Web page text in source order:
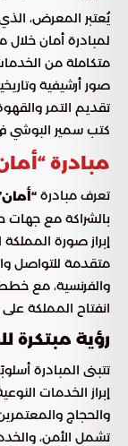
يُعتبر المعرض، الذي
متكاملة من
صور أرشيفية
تقديم التمر
كتب سمير البوشي
مبادرة
تعرف مبادرة
بالشراكة مع جهات
إبراز صورة
متقدمة للتواصل
والفرنسية، مع
انفتاح المملكة على
رؤية مبتكرة
تتبنى المبادرة
إبراز الخدمات
والحجاج
تشمل الأمن،